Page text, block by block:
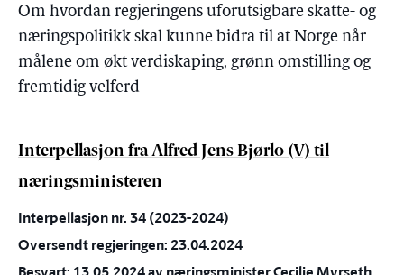
Om hvordan regjeringens uforutsigbare skatte- og
næringspolitikk skal kunne bidra til at Norge når
målene om økt verdiskaping, grønn omstilling og
fremtidig velferd
Interpellasjon fra Alfred Jens Bjørlo (V) til
næringsministeren
Interpellasjon nr. 34 (2023-2024)
Oversendt regjeringen: 23.04.2024